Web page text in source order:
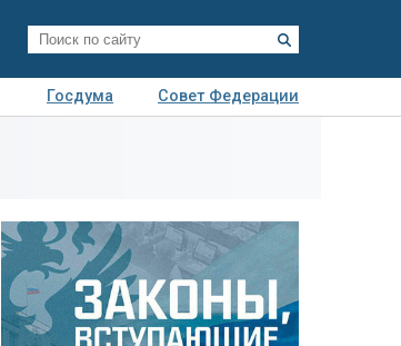
Госдума
Совет Федерации